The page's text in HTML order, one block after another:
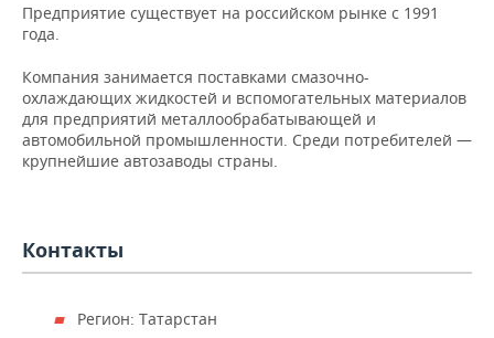
ВУЗЫ ТАТАРСТАНА
КОМУ ПРИНАДЛЕЖАТ
ТОРГОВЫЕ ЦЕНТРЫ
ТАТАРСТАНА
БАНКИ
БЮДЖЕТ
ИНВЕСТИЦИИ
АГРОПРОМ
МАШИНОСТРОЕНИЕ
НЕФТЕХИМИЯ
НОВОСТИ НЕДВИЖИМОСТИ
АВТО
НОВОСТИ АВТО
БИЗНЕС
НОВОСТИ БИЗНЕСА
РОЗНИЧНАЯ ТОРГОВЛЯ
УСЛУГИ
ТЕХНОЛОГИИ
НОВОСТИ ТЕХНОЛОГИЙ
МЕДИА
ТЕЛЕКОММУНИКАЦИИ
МЕРОПРИЯТИЯ
ВЫЕЗДНАЯ РЕДАКЦИЯ
БИЗНЕС-БРАНЧИ
НОВОСТИ СПОРТА
ФУТБОЛ
ОБЩЕСТВО
НОВОСТИ ОБЩЕСТВА
ФОТОГАЛЕРЕЯ
Предприятие существует на российском рынке с 1991
года.
Компания занимается поставками смазочно-
охлаждающих жидкостей и вспомогательных материалов
для предприятий металлообрабатывающей и
автомобильной промышленности. Среди потребителей —
крупнейшие автозаводы страны.
Контакты
Регион: Татарстан